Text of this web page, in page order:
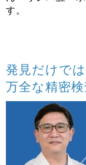
す。
発見だけで
万全な精密